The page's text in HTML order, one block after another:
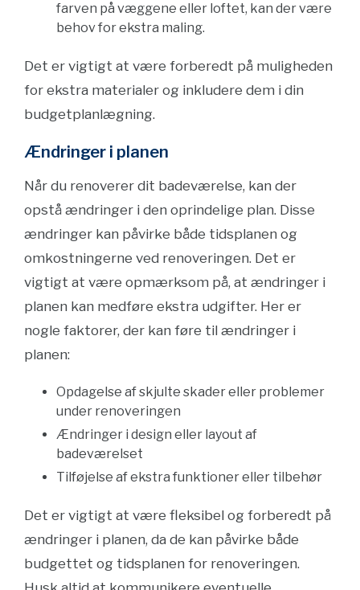
farven på væggene eller loftet, kan der være
behov for ekstra maling.
Det er vigtigt at være forberedt på muligheden
for ekstra materialer og inkludere dem i din
budgetplanlægning.
Ændringer i planen
Når du renoverer dit badeværelse, kan der
opstå ændringer i den oprindelige plan. Disse
ændringer kan påvirke både tidsplanen og
omkostningerne ved renoveringen. Det er
vigtigt at være opmærksom på, at ændringer i
planen kan medføre ekstra udgifter. Her er
nogle faktorer, der kan føre til ændringer i
planen:
Opdagelse af skjulte skader eller problemer
under renoveringen
Ændringer i design eller layout af
badeværelset
Tilføjelse af ekstra funktioner eller tilbehør
Det er vigtigt at være fleksibel og forberedt på
ændringer i planen, da de kan påvirke både
budgettet og tidsplanen for renoveringen.